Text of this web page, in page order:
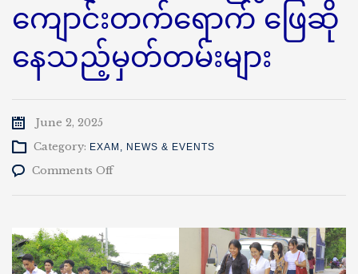
ကျောင်းတက်ရောက် ဖြေဆို
နေသည့်မှတ်တမ်းများ
June 2, 2025
Category: EXAM , NEWS & EVENTS
Comments Offon
ကျောင်းသား၊
ကျောင်းသူ